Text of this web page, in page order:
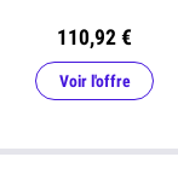
110,92 €
Voir l'offre